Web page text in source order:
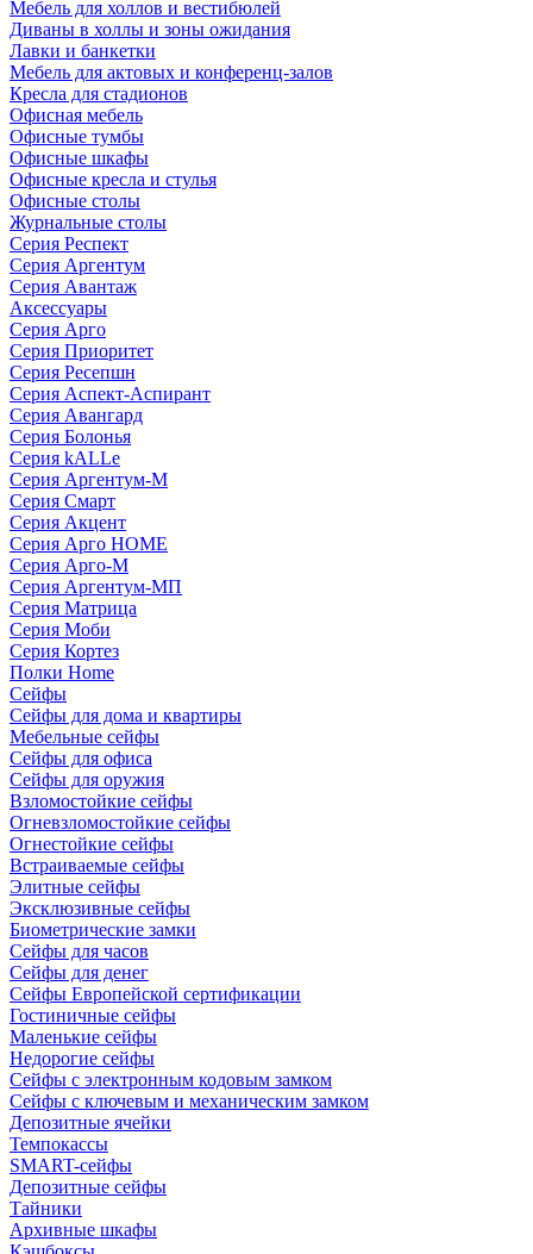
Мебель для холлов и вестибюлей
Диваны в холлы и зоны ожидания
Лавки и банкетки
Мебель для актовых и конференц-залов
Кресла для стадионов
Офисная мебель
Офисные тумбы
Офисные шкафы
Офисные кресла и стулья
Офисные столы
Журнальные столы
Серия Респект
Серия Аргентум
Серия Авантаж
Аксессуары
Серия Арго
Серия Приоритет
Серия Ресепшн
Серия Аспект-Аспирант
Серия Авангард
Серия Болонья
Серия kALLe
Серия Аргентум-М
Серия Смарт
Серия Акцент
Серия Арго HOME
Серия Арго-М
Серия Аргентум-МП
Серия Матрица
Серия Моби
Серия Кортез
Полки Home
Сейфы
Сейфы для дома и квартиры
Мебельные сейфы
Сейфы для офиса
Сейфы для оружия
Взломостойкие сейфы
Огневзломостойкие сейфы
Огнестойкие сейфы
Встраиваемые сейфы
Элитные сейфы
Эксклюзивные сейфы
Биометрические замки
Сейфы для часов
Сейфы для денег
Сейфы Европейской сертификации
Гостиничные сейфы
Маленькие сейфы
Недорогие сейфы
Сейфы с электронным кодовым замком
Сейфы с ключевым и механическим замком
Депозитные ячейки
Темпокассы
SMART-сейфы
Депозитные сейфы
Тайники
Архивные шкафы